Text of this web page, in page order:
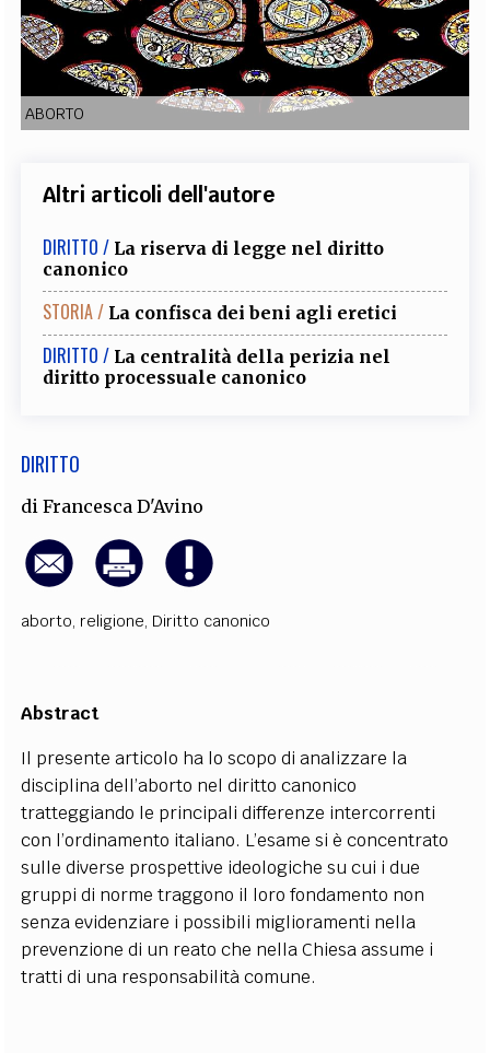
EXTRA
CODICI RUBRICHE LIBRI PROCEEDINGS PUBBLICITÀ CONTATTI
SOCIAL MEDIA
ABORTO
Altri articoli dell'autore
DIRITTO / La riserva di legge nel diritto
canonico
STORIA / La confisca dei beni agli eretici
DIRITTO / La centralità della perizia nel
diritto processuale canonico
DIRITTO
diFrancesca D'Avino
aborto, religione, Diritto canonico
Abstract
Il presente articolo ha lo scopo di analizzare la
disciplina dell’aborto nel diritto canonico
tratteggiando le principali differenze intercorrenti
con l’ordinamento italiano. L’esame si è concentrato
sulle diverse prospettive ideologiche su cui i due
gruppi di norme traggono il loro fondamento non
senza evidenziare i possibili miglioramenti nella
prevenzione di un reato che nella Chiesa assume i
tratti di una responsabilità comune.